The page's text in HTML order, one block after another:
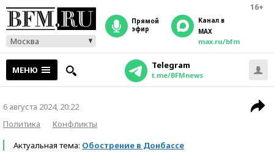
16+
Москва
прямой
эфир
Канал в
MAX
max.ru/bfm
МЕНЮ Telegram
t.me/BFMnews
6 августа 2024, 20:22
Политика
Конфликты
Актуальная тема: Обострение в Донбассе